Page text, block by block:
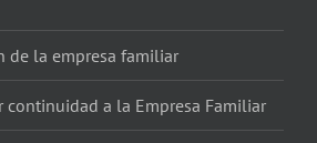
de la empresa familiar
continuidad a la Empresa Familiar